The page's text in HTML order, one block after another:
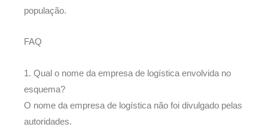
população.
FAQ
1. Qual o nome da empresa de logística envolvida no
esquema?
O nome da empresa de logística não foi divulgado pelas
autoridades.